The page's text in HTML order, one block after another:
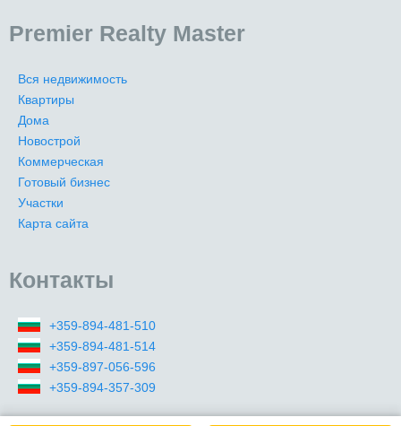
Premier Realty Master
Вся недвижимость
Квартиры
Дома
Новострой
Коммерческая
Готовый бизнес
Участки
Карта сайта
Контакты
+359-894-481-510
+359-894-481-514
+359-897-056-596
+359-894-357-309